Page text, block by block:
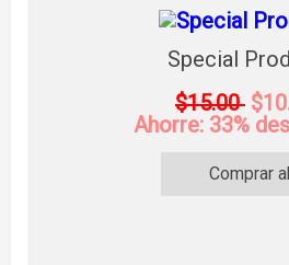
Special
$15.00
Ahorre: 33%
Comprar